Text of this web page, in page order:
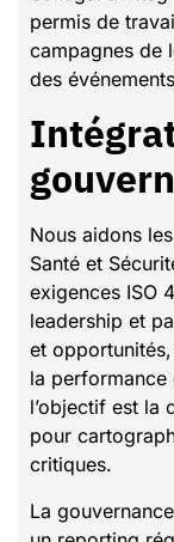
permis de
campagnes de
des
Nous aidons
Santé et
exigences ISO
leadership et
et
la performance
l’objectif est la
pour
critiques.
La